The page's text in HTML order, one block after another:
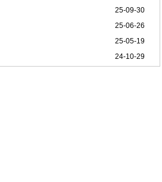
25-09-30
25-06-26
25-05-19
24-10-29